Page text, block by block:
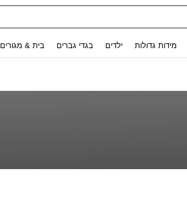
מידות גדולות ילדים בגדי גברים בית & מגורים